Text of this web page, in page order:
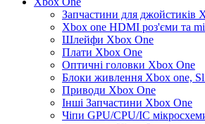
Запчастини для джойстиків
Xbox one HDMI роз'єми та
Шлейфи Xbox One
Плати Xbox One
Оптичні головки Xbox One
Блоки живлення Xbox one,
Приводи Xbox One
Інші Запчастини Xbox One
Чіпи GPU/CPU/IC